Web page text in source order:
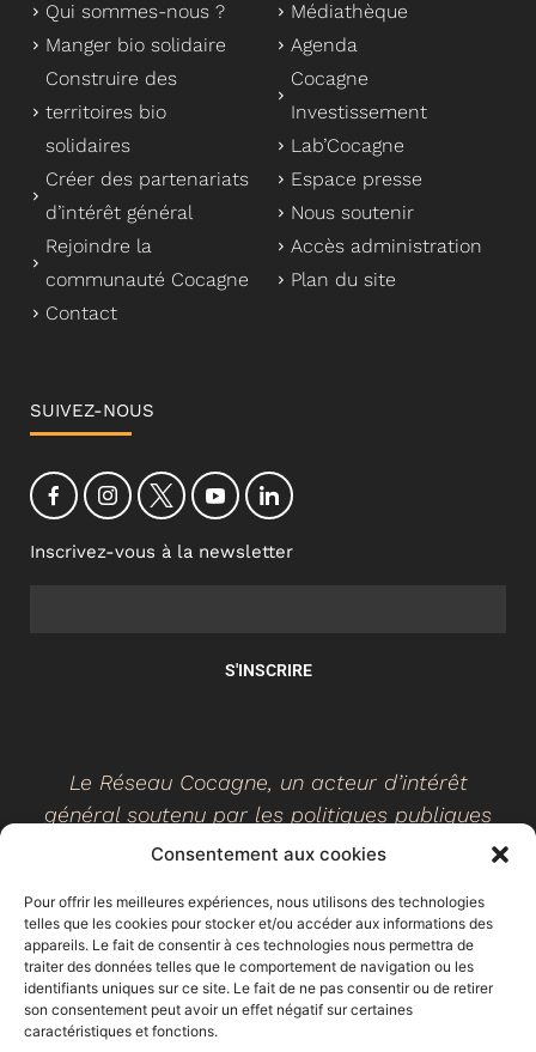
Consentement aux cookies
Pour offrir les meilleures expériences, nous utilisons des technologies
telles que les cookies pour stocker et/ou accéder aux informations des
appareils. Le fait de consentir à ces technologies nous permettra de
traiter des données telles que le comportement de navigation ou les
identifiants uniques sur ce site. Le fait de ne pas consentir ou de retirer
son consentement peut avoir un effet négatif sur certaines
caractéristiques et fonctions.
Qui sommes-nous ?
Manger bio solidaire
Construire des
territoires bio
solidaires
Créer des partenariats
d’intérêt général
Rejoindre la
communauté Cocagne
Contact
Médiathèque
Agenda
Cocagne
Investissement
Lab’Cocagne
Espace presse
Nous soutenir
Accès administration
Plan du site
SUIVEZ-NOUS
Inscrivez-vous à la newsletter
S'INSCRIRE
Le Réseau Cocagne, un acteur d’intérêt
général soutenu par les politiques publiques
©2026- Réseau Cocagne -Site web réalisé par Ethicweb
Mentions légales